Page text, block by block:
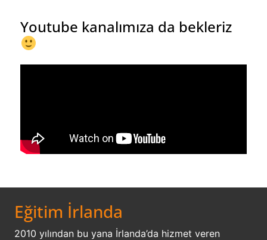
Youtube kanalımıza da bekleriz
Eğitim İrlanda
2010 yılından bu yana İrlanda’da hizmet veren